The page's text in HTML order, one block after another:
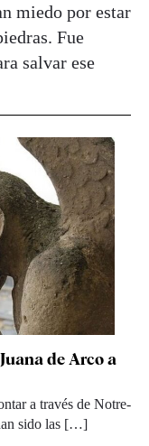
miedo por estar
Fue
salvar ese
de Arco a
a través de Notre-
sido las […]